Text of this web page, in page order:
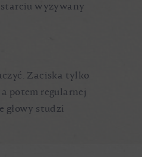
starciu wyzywany
Zaciska tylko
potem regularnej
głowy studzi